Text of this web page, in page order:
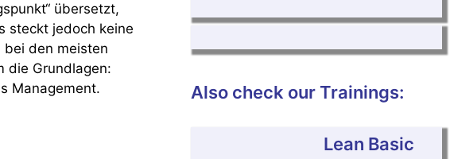
übersetzt,
steckt jedoch keine
bei den meisten
die Grundlagen:
Management.
Also check our Trainings:
Lean Basic